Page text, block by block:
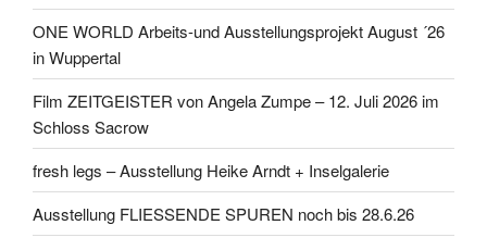
ONE WORLD Arbeits-und Ausstellungsprojekt August ´26
in Wuppertal
Film ZEITGEISTER von Angela Zumpe – 12. Juli 2026 im
Schloss Sacrow
fresh legs – Ausstellung Heike Arndt + Inselgalerie
Ausstellung FLIESSENDE SPUREN noch bis 28.6.26